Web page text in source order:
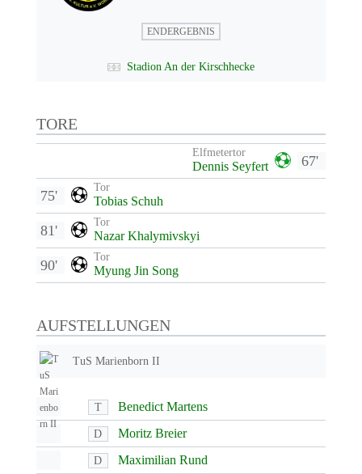
ENDERGEBNIS
Stadion An der Kirschhecke
TORE
67'
Elfmetertor
Dennis Seyfert
Tor
Tobias Schuh
75'
Tor
Nazar Khalymivskyi
81'
Tor
Myung Jin Song
90'
AUFSTELLUNGEN
TuS Marienborn II
T Benedict Martens
D Moritz Breier
D Maximilian Rund